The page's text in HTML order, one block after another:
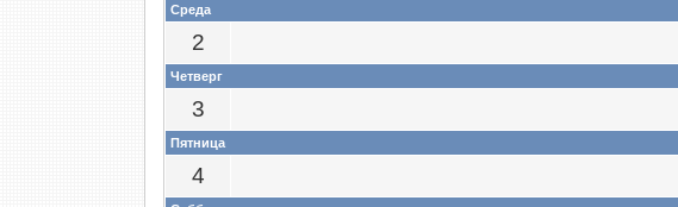
Среда
2
Четверг
3
Пятница
4